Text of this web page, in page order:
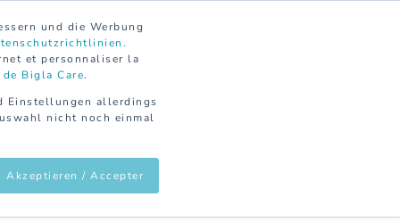
und die Werbung
et personnaliser la
Bigla Care.
Einstellungen allerdings
nicht noch einmal
Akzeptieren / Accepter